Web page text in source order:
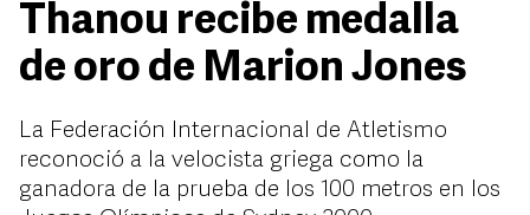
Thanou recibe medalla
de oro de Marion Jones
La Federación Internacional de Atletismo
reconoció a la velocista griega como la
ganadora de la prueba de los 100 metros en los